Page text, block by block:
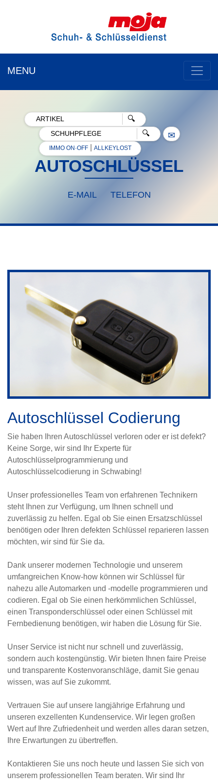
MENU
✉
IMMO ON·OFF| ALLKEYLOST
AUTOSCHLÜSSEL
E-MAIL TELEFON
Autoschlüssel Codierung
Sie haben Ihren Autoschlüssel verloren oder er ist defekt?
Keine Sorge, wir sind Ihr Experte für
Autoschlüsselprogrammierung und
Autoschlüsselcodierung in Schwabing!
Unser professionelles Team von erfahrenen Technikern
steht Ihnen zur Verfügung, um Ihnen schnell und
zuverlässig zu helfen. Egal ob Sie einen Ersatzschlüssel
benötigen oder Ihren defekten Schlüssel reparieren lassen
möchten, wir sind für Sie da.
Dank unserer modernen Technologie und unserem
umfangreichen Know-how können wir Schlüssel für
nahezu alle Automarken und -modelle programmieren und
codieren. Egal ob Sie einen herkömmlichen Schlüssel,
einen Transponderschlüssel oder einen Schlüssel mit
Fernbedienung benötigen, wir haben die Lösung für Sie.
Unser Service ist nicht nur schnell und zuverlässig,
sondern auch kostengünstig. Wir bieten Ihnen faire Preise
und transparente Kostenvoranschläge, damit Sie genau
wissen, was auf Sie zukommt.
Vertrauen Sie auf unsere langjährige Erfahrung und
unseren exzellenten Kundenservice. Wir legen großen
Wert auf Ihre Zufriedenheit und werden alles daran setzen,
Ihre Erwartungen zu übertreffen.
Kontaktieren Sie uns noch heute und lassen Sie sich von
unserem professionellen Team beraten. Wir sind Ihr